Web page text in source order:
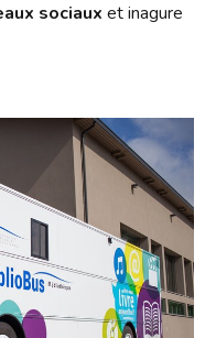
sociaux et inagure